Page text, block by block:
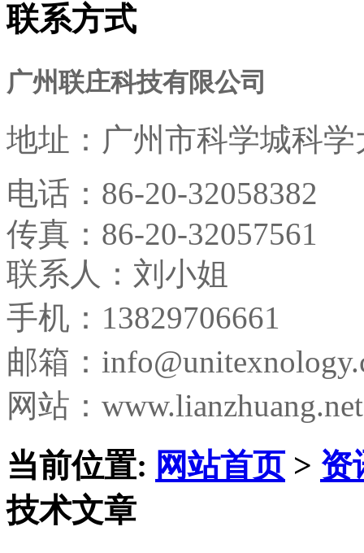
联系方式
广州联庄科技有限公司
地址： 广州市科学城科
电话： 86-20-32058382
传真： 86-20-32057561
联系人：刘小姐
手机：13829706661
邮箱：
网站：www.lianzhuang.net
当前位置: 网站首页> 资
技术文章